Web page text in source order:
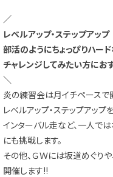
／
レベルアップ・ステップアップ
部活のようにちょっぴりハー
チャレンジしてみたい方にお
＼
炎の練習会は月イチペースで
レベルアップ・ステップアッ
インターバル走など、一人で
にも挑戦します。
その他、ＧＷには坂道めぐりや
開催します!!